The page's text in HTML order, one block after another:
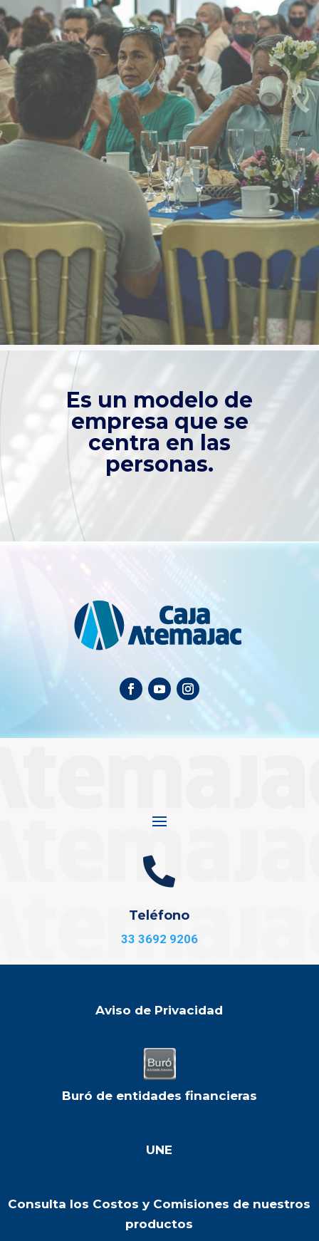
Es un modelo de
empresa que se
centra en las
personas.

Teléfono
33 3692 9206
Aviso de Privacidad
Buró de entidades financieras
UNE
Consulta los Costos y Comisiones de nuestros
productos